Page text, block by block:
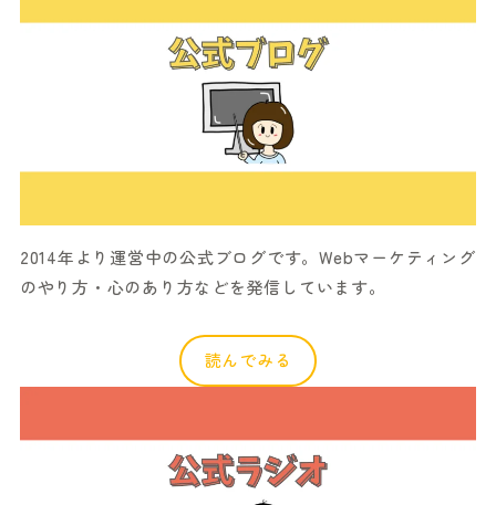
2014年より運営中の公式ブログです。Webマーケティング
のやり方・心のあり方などを発信しています。
読んでみる